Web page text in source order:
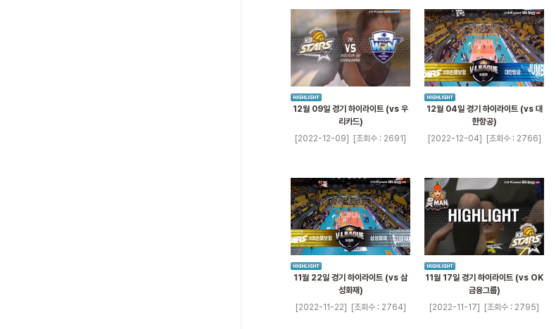
12월 09일 경기 하이라이트 (vs 우
리카드)
[2022-12-09]
[조회수 : 2691]
12월 04일 경기 하이라이트 (vs 대
한항공)
[2022-12-04]
[조회수 : 2766]
11월 22일 경기 하이라이트 (vs 삼
성화재)
[2022-11-22]
[조회수 : 2764]
11월 17일 경기 하이라이트 (vs OK
금융그룹)
[2022-11-17]
[조회수 : 2795]